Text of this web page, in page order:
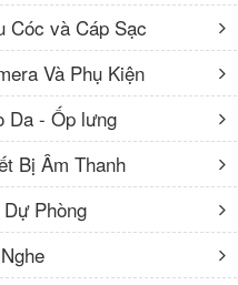
Cóc và Cáp Sạc
Và Phụ Kiện
Da - Ốp lưng
Bị Âm Thanh
Phòng
Tai nghe nhét tai có dây
BM33 Borofone kèm mic
60,000 VNĐ
BOROFONE - Bộ Cóc Cáp
Sạc Nhanh BA21A - Cổng
Micro (EU)
100,000 VNĐ
Hoco - Cóc sạc đa năng hỗ